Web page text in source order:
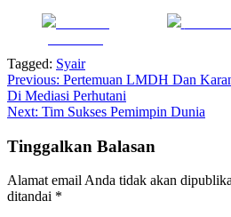
Tagged: Syair
Navigasi
pos
Previous: Pertemuan LMDH Dan
Di Mediasi Perhutani
Next: Tim Sukses Pemimpin Dunia
Tinggalkan Balasan
Alamat email Anda tidak akan
ditandai *